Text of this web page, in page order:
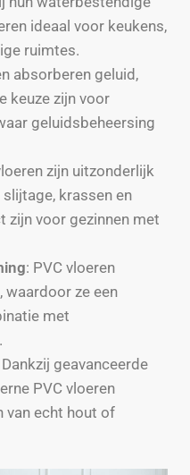
ideaal voor keukens,
ruimtes.
absorberen geluid,
keuze zijn voor
geluidsbeheersing
zijn uitzonderlijk
krassen en
zijn voor gezinnen met
: PVC vloeren
ze een
met
Dankzij geavanceerde
PVC vloeren
van echt hout of